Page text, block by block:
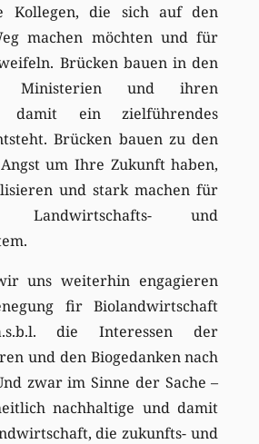
Kollegen, die sich auf den
machen möchten und für
Brücken bauen in den
Ministerien und ihren
damit ein zielführendes
Brücken bauen zu den
um Ihre Zukunft haben,
und stark machen für
und
uns weiterhin engagieren
fir Biolandwirtschaft
die Interessen der
und den Biogedanken nach
zwar im Sinne der Sache –
nachhaltige und damit
die zukunfts- und